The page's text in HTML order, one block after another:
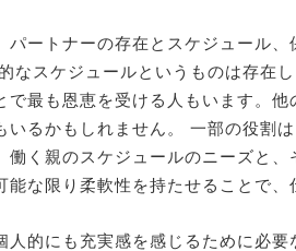
ートナーの存在とスケジュール
なスケジュールというものは存在
最も恩恵を受ける人もいます。
るかもしれません。 一部の役割
く親のスケジュールのニーズと
な限り柔軟性を持たせることで、
的にも充実感を感じるために必要